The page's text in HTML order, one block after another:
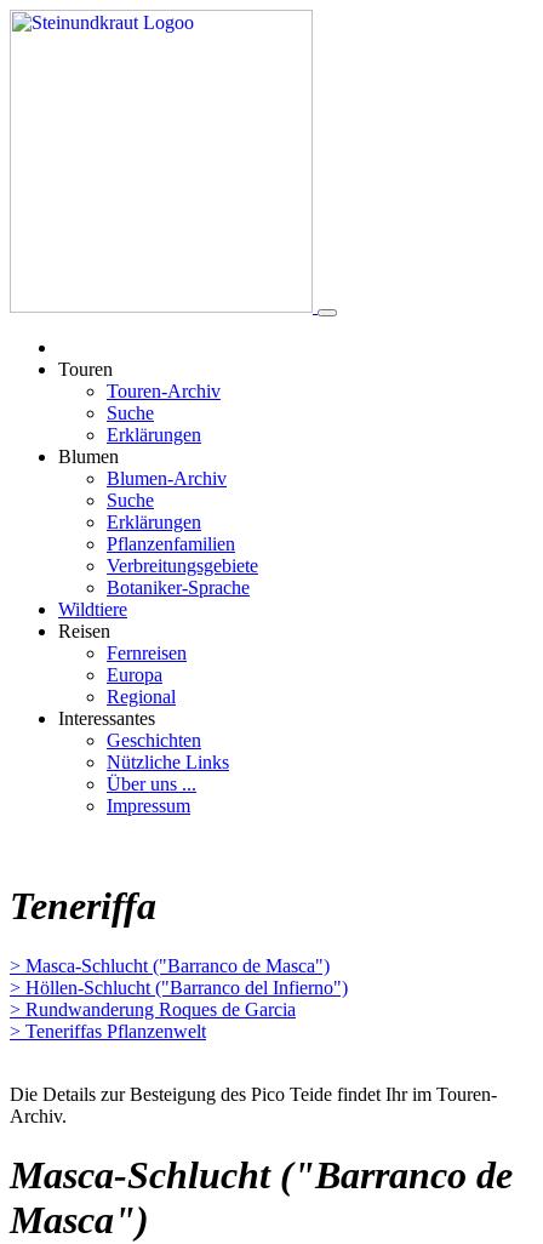
Touren
Touren-Archiv
Suche
Erklärungen
Blumen
Blumen-Archiv
Suche
Erklärungen
Pflanzenfamilien
Verbreitungsgebiete
Botaniker-Sprache
Wildtiere
Reisen
Fernreisen
Europa
Regional
Interessantes
Geschichten
Nützliche Links
Über uns ...
Impressum
Teneriffa
> Masca-Schlucht ("Barranco de Masca")
> Höllen-Schlucht ("Barranco del Infierno")
> Rundwanderung Roques de Garcia
> Teneriffas Pflanzenwelt
Die Details zur Besteigung des Pico Teide findet Ihr im Touren-
Archiv.
Masca-Schlucht ("Barranco de
Masca")